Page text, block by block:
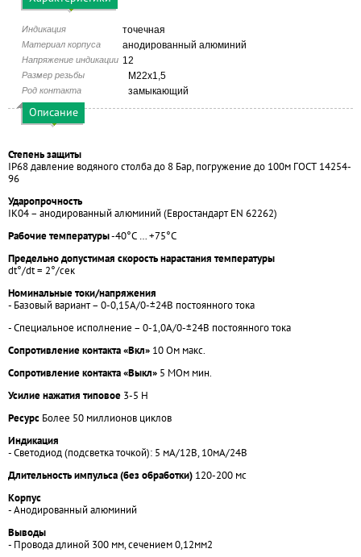
Индикация точечная
Материал корпуса анодированный алюминий
Напряжение индикации 12
Размер резьбы М22х1,5
Род контакта замыкающий
Описание
Степень защиты
IP68 давление водяного столба до 8 Бар, погружение до 100м ГОСТ 14254-
96
Ударопрочность
IK04 – анодированный алюминий (Евростандарт EN 62262)
Рабочие температуры-40°С … +75°С
Предельно допустимая скорость нарастания температуры
dt°/dt = 2°/сек
Номинальные токи/напряжения
- Базовый вариант – 0-0,15А/0-±24В постоянного тока
- Специальное исполнение – 0-1,0А/0-±24В постоянного тока
Сопротивление контакта «Вкл» 10 Ом макс.
Сопротивление контакта «Выкл» 5 МОм мин.
Усилие нажатия типовое 3-5 Н
Ресурс Более 50 миллионов циклов
Индикация
- Светодиод (подсветка точкой): 5 мА/12В, 10мА/24В
Длительность импульса (без обработки) 120-200 мс
Корпус
- Анодированный алюминий
Выводы
- Провода длиной 300 мм, сечением 0,12мм2